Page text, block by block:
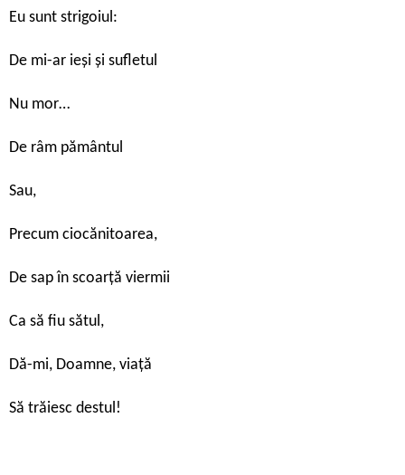
Eu sunt strigoiul:
De mi-ar ieși și sufletul
Nu mor…
De râm pământul
Sau,
Precum ciocănitoarea,
De sap în scoarță viermii
Ca să fiu sătul,
Dă-mi, Doamne, viață
Să trăiesc destul!